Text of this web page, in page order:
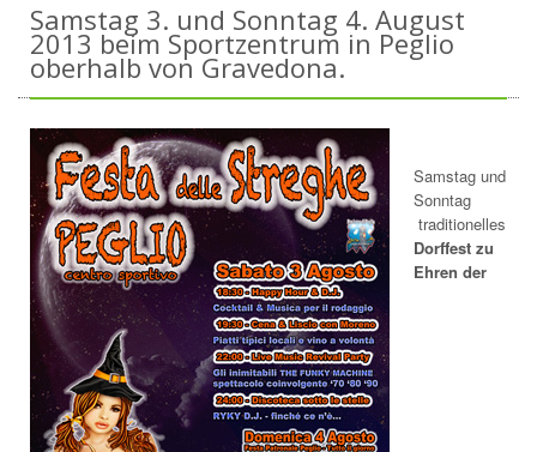
Samstag 3. und Sonntag 4. August
2013 beim Sportzentrum in Peglio
oberhalb von Gravedona.
Samstag und
Sonntag
traditionelles
Dorffest zu
Ehren der